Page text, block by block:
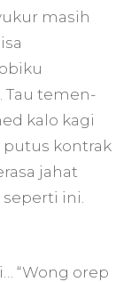
masih
Tau temen-
kalo kagi
putus kontrak
jahat
seperti ini.
“Wong orep